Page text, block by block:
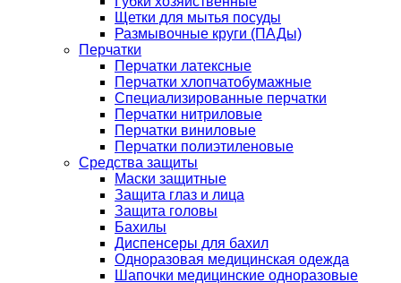
Щетки для мытья посуды
Размывочные круги (ПАДы)
Перчатки
Перчатки латексные
Перчатки хлопчатобумажные
Специализированные перчатки
Перчатки нитриловые
Перчатки виниловые
Перчатки полиэтиленовые
Средства защиты
Маски защитные
Защита глаз и лица
Защита головы
Бахилы
Диспенсеры для бахил
Одноразовая медицинская одежда
Шапочки медицинские одноразовые